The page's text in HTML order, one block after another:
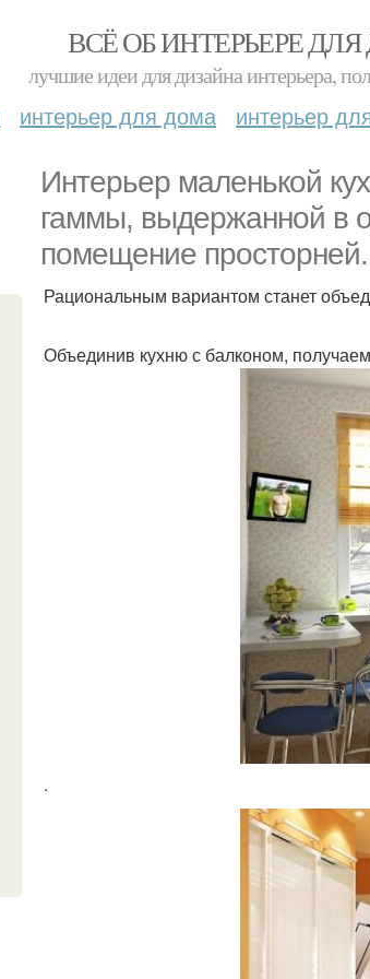
ВСЁ ОБ ИНТЕРЬЕРЕ
лучшие идеи для дизайна интерьера,
интерьер для дома интерьер
Интерьер маленькой
гаммы, выдержанной в
помещение просторней.
Рациональным вариантом станет
Объединив кухню с балконом,
.